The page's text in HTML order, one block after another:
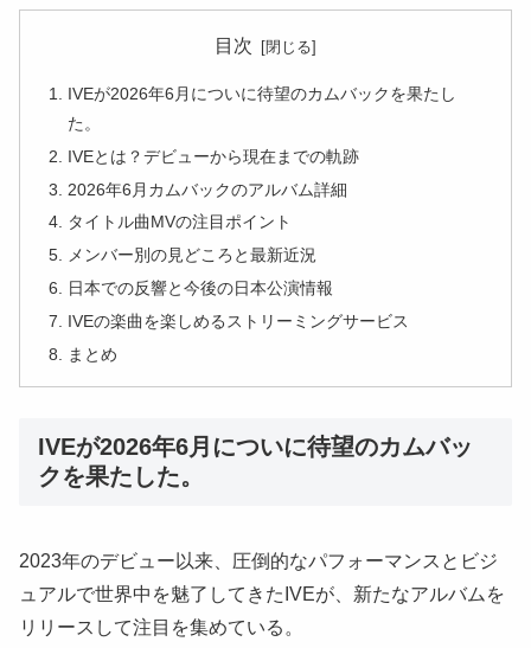
目次
IVEが2026年6月についに待望のカムバックを果たし
た。
IVEとは？デビューから現在までの軌跡
2026年6月カムバックのアルバム詳細
タイトル曲MVの注目ポイント
メンバー別の見どころと最新近況
日本での反響と今後の日本公演情報
IVEの楽曲を楽しめるストリーミングサービス
まとめ
IVEが2026年6月についに待望のカムバッ
クを果たした。
2023年のデビュー以来、圧倒的なパフォーマンスとビジ
ュアルで世界中を魅了してきたIVEが、新たなアルバムを
リリースして注目を集めている。